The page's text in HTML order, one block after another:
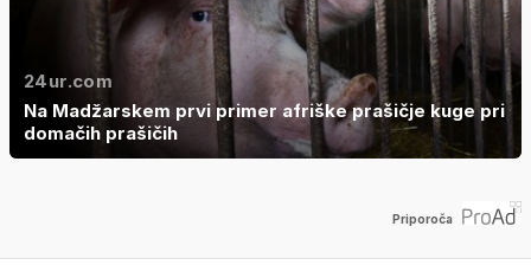
24ur.com
Na Madžarskem prvi primer afriške prašičje kuge pri
domačih prašičih
Priporoča